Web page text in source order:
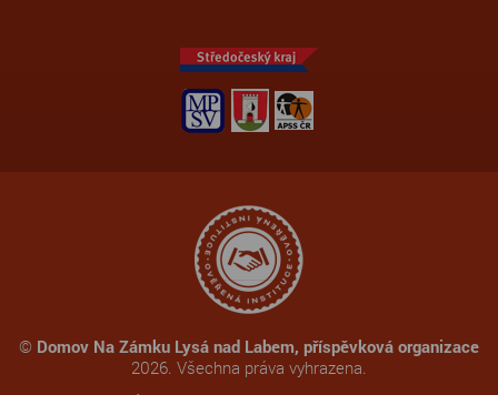
© Domov Na Zámku Lysá nad Labem, příspěvková organizace
2026. Všechna práva vyhrazena.